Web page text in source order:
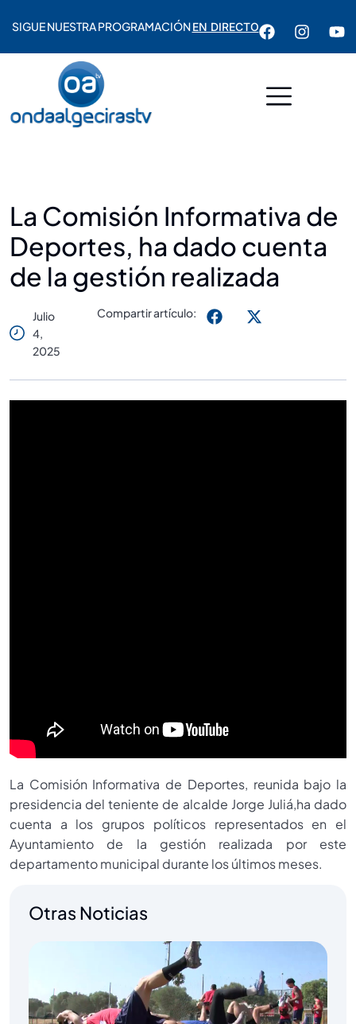
SIGUE NUESTRA PROGRAMACIÓNEN DIRECTO
La Comisión Informativa de
Deportes, ha dado cuenta
de la gestión realizada
Julio
4,
2025
Compartir artículo:
La Comisión Informativa de Deportes, reunida bajo la
presidencia del teniente de alcalde Jorge Juliá,ha dado
cuenta a los grupos políticos representados en el
Ayuntamiento de la gestión realizada por este
departamento municipal durante los últimos meses.
Otras Noticias